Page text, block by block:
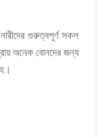
গুরুত্বপূর্ণ সকল
অনেক বোনদের জন্য